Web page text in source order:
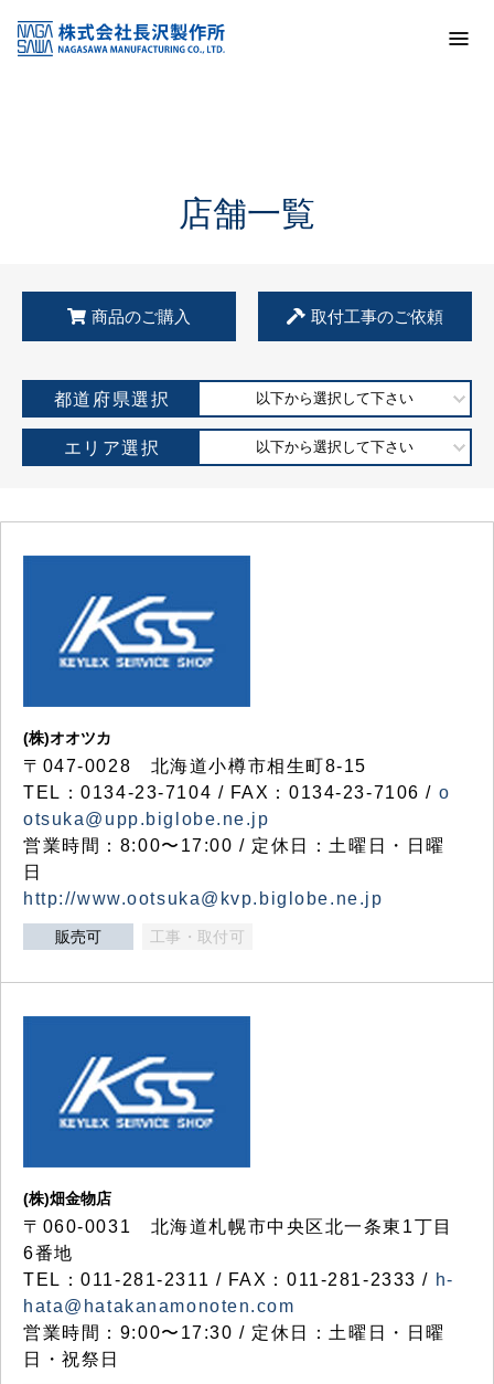
KSS加盟店・取扱店情報
店舗一覧
店舗一覧
商品のご購入 取付工事のご依頼
都道府県選択 以下から選択して下さい
エリア選択 以下から選択して下さい
(株)オオツカ
〒047-0028 北海道小樽市相生町8-15
TEL：0134-23-7104 / FAX：0134-23-7106 / o
otsuka@upp.biglobe.ne.jp
営業時間：8:00〜17:00 / 定休日：土曜日・日曜
日
http://www.ootsuka@kvp.biglobe.ne.jp
販売可 工事・取付可
(株)畑金物店
〒060-0031 北海道札幌市中央区北一条東1丁目
6番地
TEL：011-281-2311 / FAX：011-281-2333 / h-
hata@hatakanamonoten.com
営業時間：9:00〜17:30 / 定休日：土曜日・日曜
日・祝祭日